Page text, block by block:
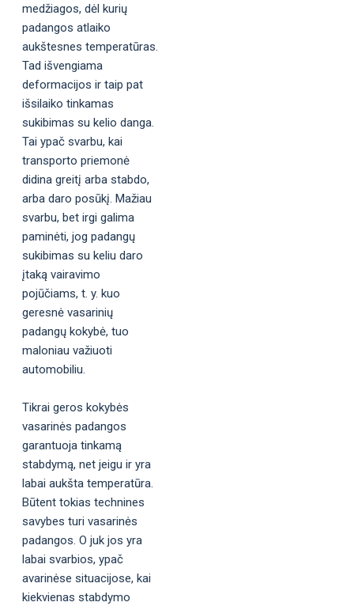
medžiagos, dėl kurių
padangos atlaiko
aukštesnes temperatūras.
Tad išvengiama
deformacijos ir taip pat
išsilaiko tinkamas
sukibimas su kelio danga.
Tai ypač svarbu, kai
transporto priemonė
didina greitį arba stabdo,
arba daro posūkį. Mažiau
svarbu, bet irgi galima
paminėti, jog padangų
sukibimas su keliu daro
įtaką vairavimo
pojūčiams, t. y. kuo
geresnė vasarinių
padangų kokybė, tuo
maloniau važiuoti
automobiliu.
Tikrai geros kokybės
vasarinės padangos
garantuoja tinkamą
stabdymą, net jeigu ir yra
labai aukšta temperatūra.
Būtent tokias technines
savybes turi vasarinės
padangos. O juk jos yra
labai svarbios, ypač
avarinėse situacijose, kai
kiekvienas stabdymo